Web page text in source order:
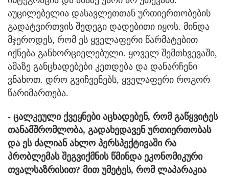
აუცილებელია დასავლეთთან ურთიერთობების
გადატვირთვის შედეგი დადებითი იყოს. მინდა
მჯეროდეს, რომ ეს ყველაფერი წარმატებით
იქნება განხორციელებული. ყოველ შემთხვევაში,
ამაზე განცხადებები კეთდება და დანარჩენი
ვნახოთ. დრო გვიჩვენებს, ყველაფერი როგორ
წარიმართება.
- ცალკეული ქვეყნები აცხადებენ, რომ გაწყვიტეს
თანამშრომლობა, გადახედავენ ურთიერთობას
და ეს ძალიან ახლო პერსპექტივაში რა
პრობლემას შეგვიქმნის წმინდა ეკონომიკური
თვალსაზრისით? მით უმეტეს, რომ ლაპარაკია